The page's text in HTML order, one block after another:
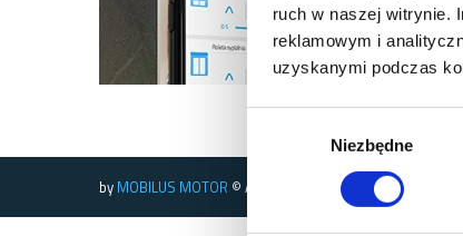
ruch w naszej witrynie.
reklamowym i
uzyskanymi podczas
Niezbędne
by MOBILUS MOTOR © All rights reserved